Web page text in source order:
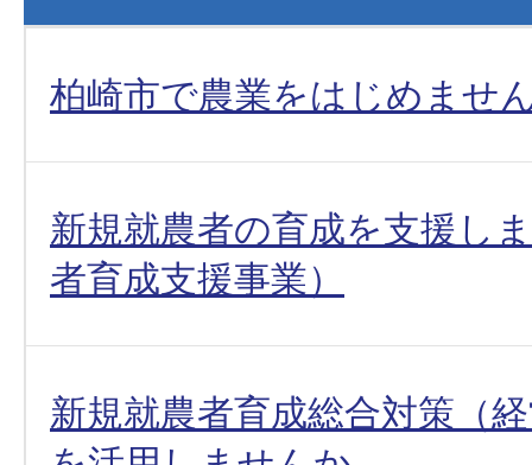
柏崎市で農業をはじめませ
新規就農者の育成を支援し
者育成支援事業）
新規就農者育成総合対策（